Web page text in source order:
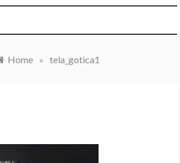
Home » tela_gotica1